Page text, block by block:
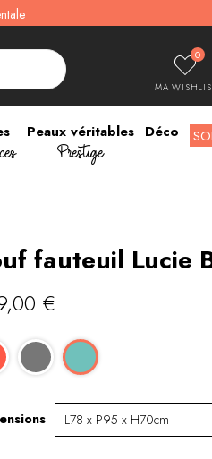
0
MA
Peaux véritables
Prestige Déco
fauteuil Lucie
€